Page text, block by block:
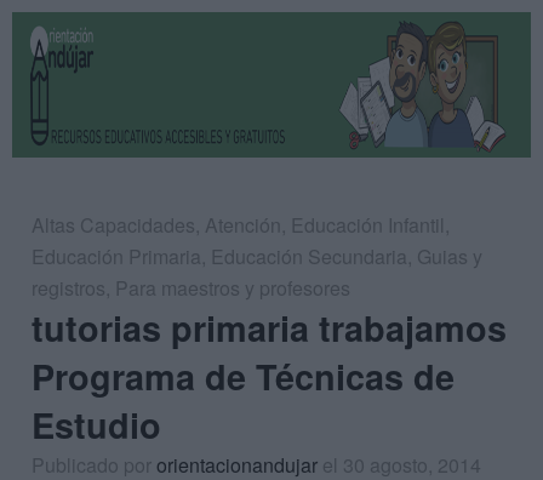
Altas Capacidades, Atención, Educación Infantil,
Educación Primaria, Educación Secundaria, Guias y
registros, Para maestros y profesores
tutorias primaria trabajamos
Programa de Técnicas de
Estudio
Publicado pororientacionandujar el 30 agosto, 2014